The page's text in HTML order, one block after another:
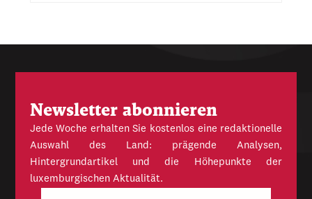
Newsletter abonnieren
Jede Woche erhalten Sie kostenlos eine redaktionelle
Auswahl des Land: prägende Analysen,
Hintergrundartikel und die Höhepunkte der
luxemburgischen Aktualität.